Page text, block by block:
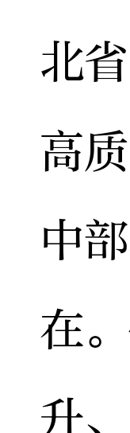
北
高
中
在
升